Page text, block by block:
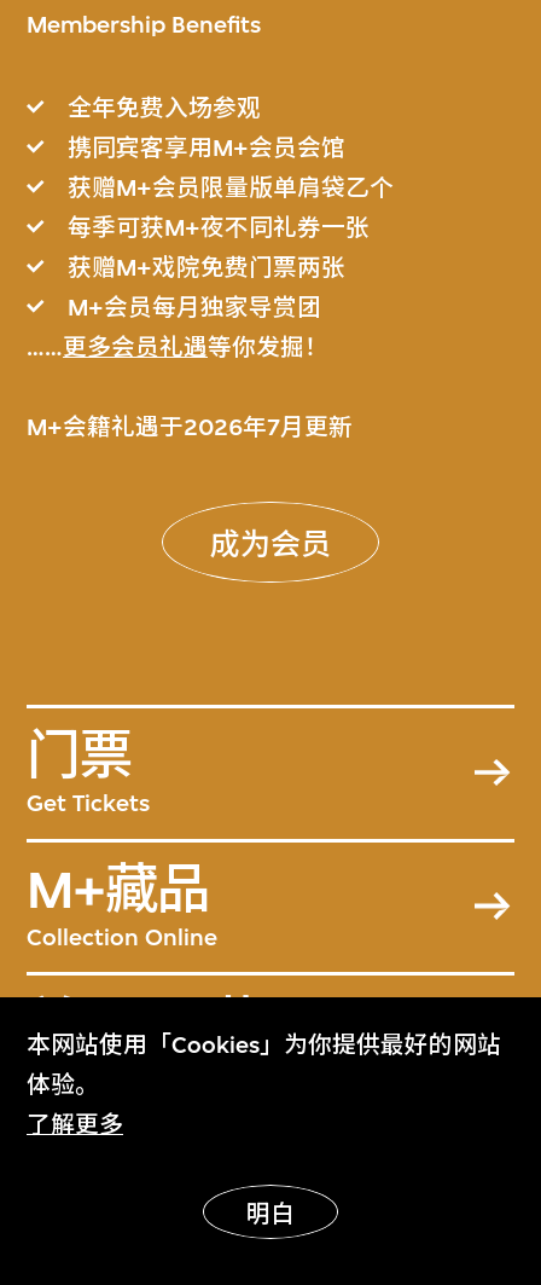
本网站使用「Cookies」为你提供最好的网站
体验。
了解更多
明白
Membership Benefits
全年免费入场参观
携同宾客享用M+会员会馆
获赠M+会员限量版单肩袋乙个
每季可获M+夜不同礼券一张
获赠M+戏院免费门票两张
M+会员每月独家导赏团
……更多会员礼遇等你发掘！
M+会籍礼遇于2026年7月更新
成为会员
门票
Get Tickets
M+藏品
Collection Online
关于M+藏品
About the Collection
M+杂志